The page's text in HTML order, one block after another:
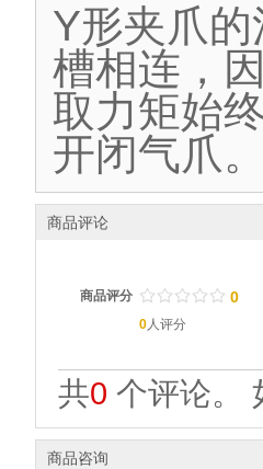
Y形夹爪
槽相连，
取力矩始
开闭气爪
商品评论
商品评分 / / / / /
. . . . . 0
0人评分
共0 个评论。
商品咨询